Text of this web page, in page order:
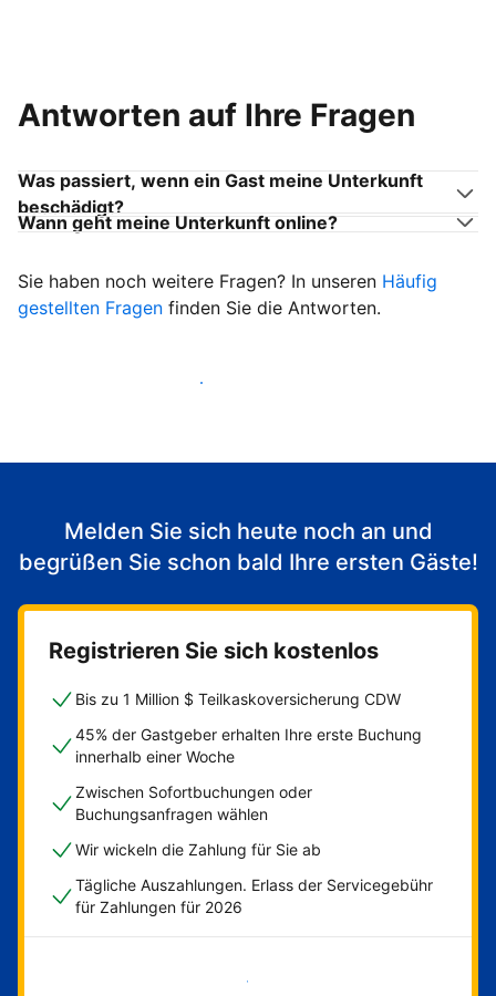
Antworten auf Ihre Fragen
Was passiert, wenn ein Gast meine Unterkunft
beschädigt?
Wann geht meine Unterkunft online?
Sie haben noch weitere Fragen? In unseren Häufig
gestellten Fragen finden Sie die Antworten.
Heißen Sie ab sofort Gäste willkommen
Melden Sie sich heute noch an und
begrüßen Sie schon bald Ihre ersten Gäste!
Registrieren Sie sich kostenlos
Bis zu 1 Million $ Teilkaskoversicherung CDW
45% der Gastgeber erhalten Ihre erste Buchung
innerhalb einer Woche
Zwischen Sofortbuchungen oder
Buchungsanfragen wählen
Wir wickeln die Zahlung für Sie ab
Tägliche Auszahlungen. Erlass der Servicegebühr
für Zahlungen für 2026
Jetzt loslegen